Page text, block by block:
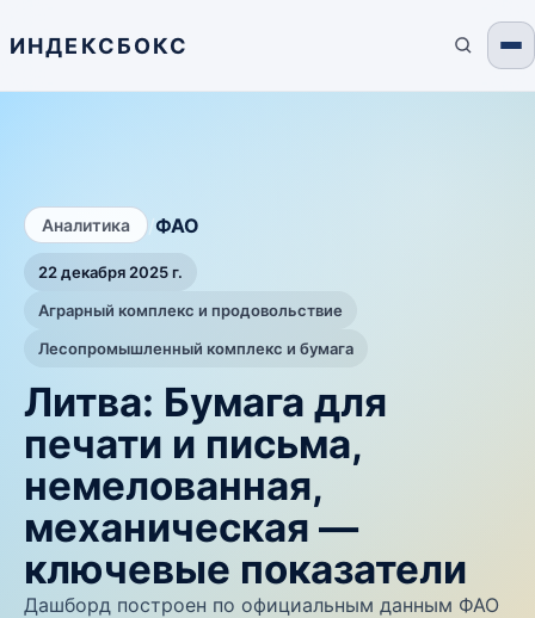
ИНДЕКСБОКС
Аналитика ФАО
22 декабря 2025 г.
Аграрный комплекс и продовольствие
Лесопромышленный комплекс и бумага
Литва: Бумага для
печати и письма,
немелованная,
механическая —
ключевые показатели
Дашборд построен по официальным данным ФАО